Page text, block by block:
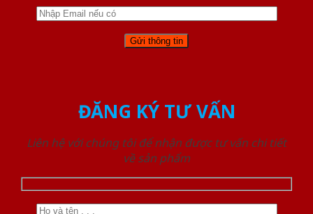
ĐĂNG KÝ TƯ VẤN
Liên hệ với chúng tôi để nhận được tư vấn chi tiết
về sản phẩm